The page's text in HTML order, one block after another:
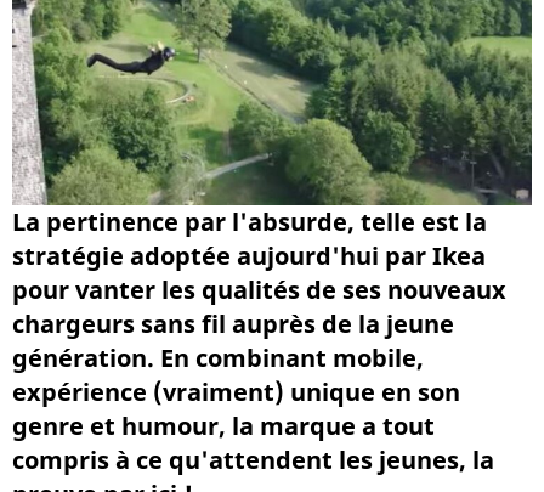
La pertinence par l'absurde, telle est la
stratégie adoptée aujourd'hui par Ikea
pour vanter les qualités de ses nouveaux
chargeurs sans fil auprès de la jeune
génération. En combinant mobile,
expérience (vraiment) unique en son
genre et humour, la marque a tout
compris à ce qu'attendent les jeunes, la